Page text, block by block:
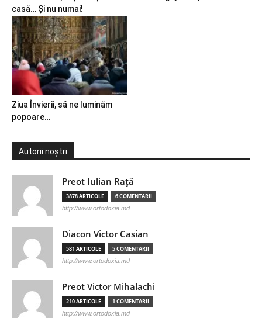
casă… Și nu numai!
Ziua Învierii, să ne luminăm
popoare…
Autorii noștri
Preot Iulian Raţă
3878 ARTICOLE 6 COMENTARII
http://www.ortodoxia.md
Diacon Victor Casian
581 ARTICOLE 5 COMENTARII
http://www.ortodoxia.md
Preot Victor Mihalachi
210 ARTICOLE 1 COMENTARII
http://www.ortodoxia.md